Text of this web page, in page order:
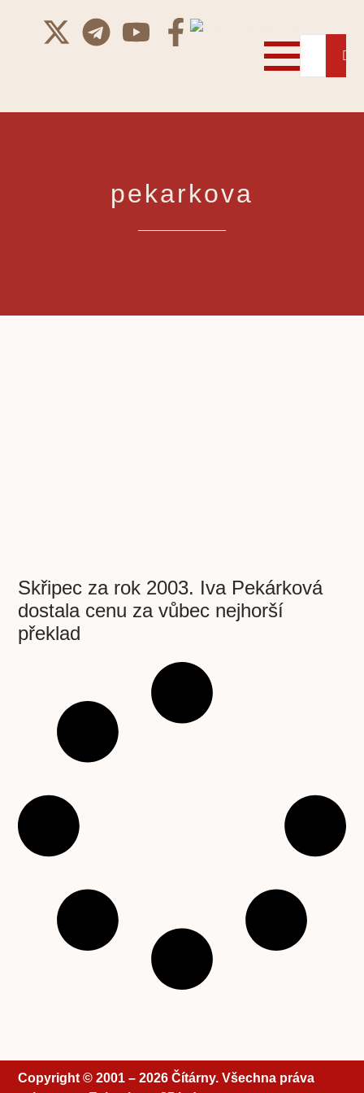
pekarkova
Skřipec za rok 2003. Iva Pekárková
dostala cenu za vůbec nejhorší
překlad
Copyright © 2001 – 2026 Čítárny. Všechna práva